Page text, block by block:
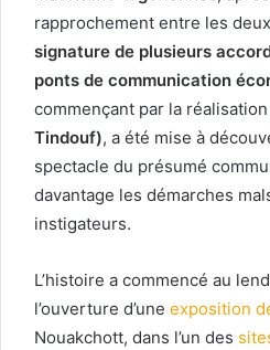
rapprochement entre les
signature de plusieurs
ponts de communication
commençant par la
Tindouf), a été mise à
spectacle du présumé
davantage les démarches
instigateurs.
L’histoire a commencé au
l’ouverture d’une exposition
Nouakchott, dans l’un des